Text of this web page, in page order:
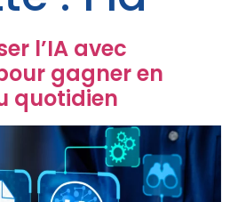
l’IA avec
gagner en
quotidien